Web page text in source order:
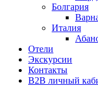
Болгария
Италия
Отели
Экскурсии
Контакты
B2B личный